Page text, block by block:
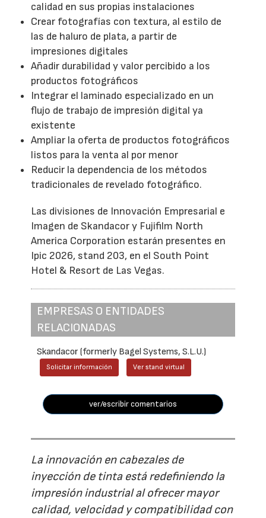
calidad en sus propias instalaciones
Crear fotografías con textura, al estilo de
las de haluro de plata, a partir de
impresiones digitales
Añadir durabilidad y valor percibido a los
productos fotográficos
Integrar el laminado especializado en un
flujo de trabajo de impresión digital ya
existente
Ampliar la oferta de productos fotográficos
listos para la venta al por menor
Reducir la dependencia de los métodos
tradicionales de revelado fotográfico.
Las divisiones de Innovación Empresarial e
Imagen de Skandacor y Fujifilm North
America Corporation estarán presentes en
Ipic 2026, stand 203, en el South Point
Hotel & Resort de Las Vegas.
EMPRESAS O ENTIDADES
RELACIONADAS
Skandacor (formerly Bagel Systems, S.L.U.)
Solicitar información Ver stand virtual
ver/escribir comentarios
La innovación en cabezales de
inyección de tinta está redefiniendo la
impresión industrial al ofrecer mayor
calidad, velocidad y compatibilidad con